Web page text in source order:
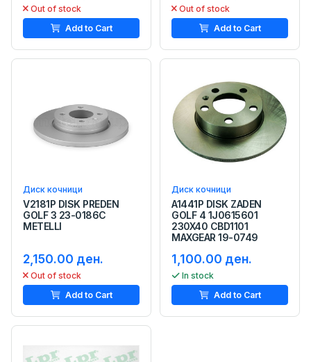
Out of stock
Add to Cart
Out of stock
Add to Cart
Диск кочници
V2181P DISK PREDEN
GOLF 3 23-0186C
METELLI
2,150.00 ден.
Out of stock
Add to Cart
Диск кочници
A1441P DISK ZADEN
GOLF 4 1J0615601
230X40 CBD1101
MAXGEAR 19-0749
1,100.00 ден.
In stock
Add to Cart